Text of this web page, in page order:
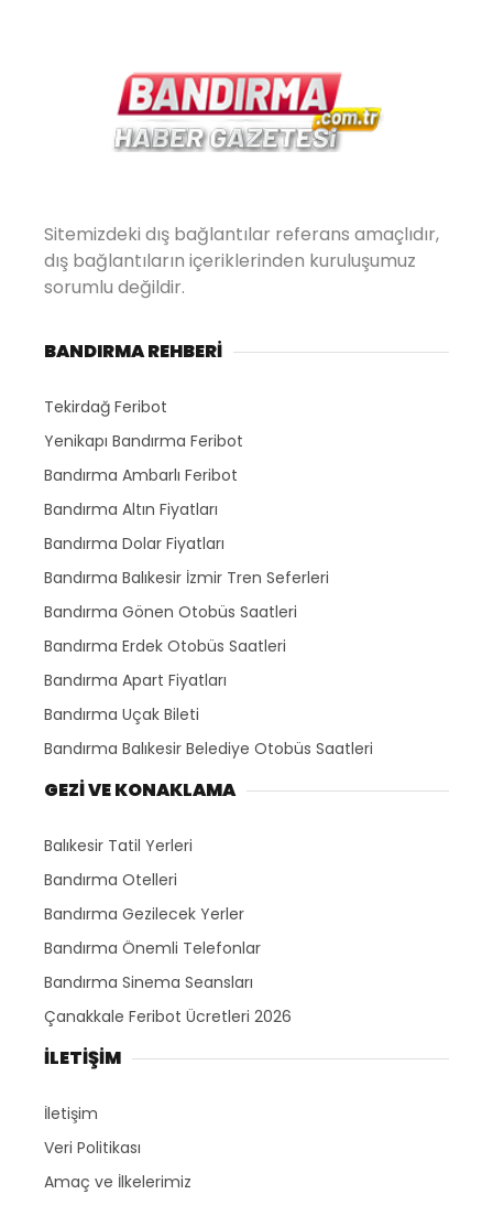
Sitemizdeki dış bağlantılar referans amaçlıdır,
dış bağlantıların içeriklerinden kuruluşumuz
sorumlu değildir.
BANDIRMA REHBERİ
Tekirdağ Feribot
Yenikapı Bandırma Feribot
Bandırma Ambarlı Feribot
Bandırma Altın Fiyatları
Bandırma Dolar Fiyatları
Bandırma Balıkesir İzmir Tren Seferleri
Bandırma Gönen Otobüs Saatleri
Bandırma Erdek Otobüs Saatleri
Bandırma Apart Fiyatları
Bandırma Uçak Bileti
Bandırma Balıkesir Belediye Otobüs Saatleri
GEZİ VE KONAKLAMA
Balıkesir Tatil Yerleri
Bandırma Otelleri
Bandırma Gezilecek Yerler
Bandırma Önemli Telefonlar
Bandırma Sinema Seansları
Çanakkale Feribot Ücretleri 2026
İLETİŞİM
İletişim
Veri Politikası
Amaç ve İlkelerimiz